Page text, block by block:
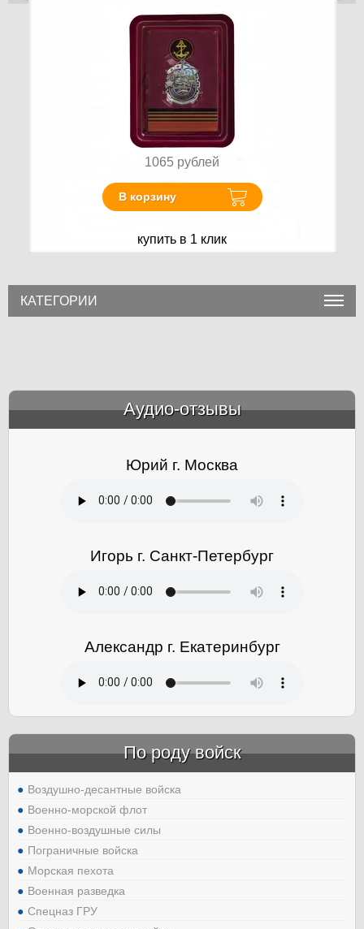
1065 рублей
В корзину
купить в 1 клик
КАТЕГОРИИ
Аудио-отзывы
Юрий г. Москва
Игорь г. Санкт-Петербург
Александр г. Екатеринбург
По роду войск
Воздушно-десантные войска
Военно-морской флот
Военно-воздушные силы
Пограничные войска
Морская пехота
Военная разведка
Спецназ ГРУ